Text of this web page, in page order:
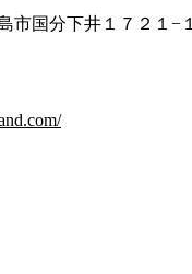
市国分下井１７２１−１